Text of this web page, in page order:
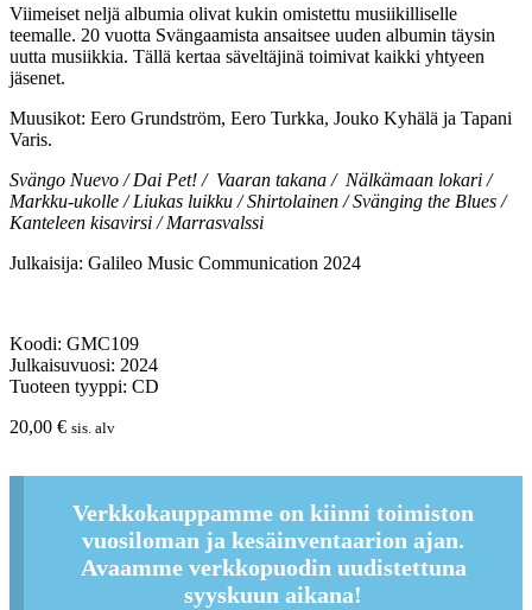
Viimeiset neljä albumia olivat kukin omistettu musiikilliselle
teemalle. 20 vuotta Svängaamista ansaitsee uuden albumin täysin
uutta musiikkia. Tällä kertaa säveltäjinä toimivat kaikki yhtyeen
jäsenet.
Muusikot: Eero Grundström, Eero Turkka, Jouko Kyhälä ja Tapani
Varis.
Svängo Nuevo / Dai Pet! / Vaaran takana / Nälkämaan lokari /
Markku-ukolle / Liukas luikku / Shirtolainen / Svänging the Blues /
Kanteleen kisavirsi / Marrasvalssi
Julkaisija: Galileo Music Communication 2024
Koodi: GMC109
Julkaisuvuosi: 2024
Tuoteen tyyppi: CD
20,00 € sis. alv
Verkkokauppamme on kiinni toimiston
vuosiloman ja kesäinventaarion ajan.
Avaamme verkkopuodin uudistettuna
syyskuun aikana!